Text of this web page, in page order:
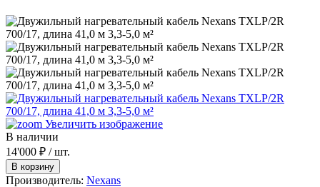
Увеличить изображение
В наличии
14'000 ₽ / шт.
Производитель: Nexans